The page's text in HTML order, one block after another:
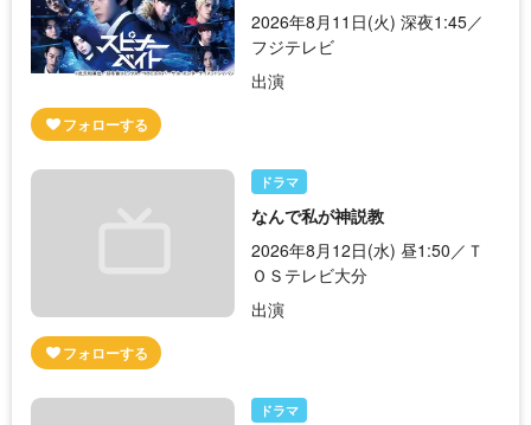
2026年8月11日(火) 深夜1:45／
フジテレビ
出演
ドラマ
なんで私が神説教
2026年8月12日(水) 昼1:50／Ｔ
ＯＳテレビ大分
出演
ドラマ